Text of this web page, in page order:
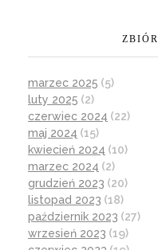
marzec 2025 (5)
luty 2025 (2)
czerwiec 2024 (22)
maj 2024 (15)
kwiecień 2024 (10)
marzec 2024 (2)
grudzień 2023 (20)
listopad 2023 (18)
październik 2023 (27)
wrzesień 2023 (19)